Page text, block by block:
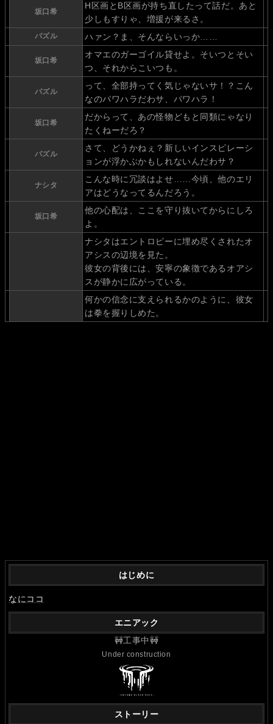
坂口希
H区画とB区画が持ち直したって話だ。あと
少しもすりゃ、増援が来るさ。
パズル ハァン？ま、そんならいっか……
坂口希
オマエのガーゴイル貸せよ。そいつとそい
つ、それからこいつも。
パズル
って、全部持ってく気じゃないサ！？こん
なのパワハラだわサ、パワハラ！
坂口希
だからって、あの怪物どもと同類にゃなり
たくねーだろ？
パズル
さて、どうかねぇ？新しいインスピレーシ
ョンが浮かぶかもしれないんだわサ？
ナシタ
こんな時に冗談はよせ……今頃、他のエリ
アはどうなってるんだろう。
坂口希
他の心配は、ここを守り抜いてからにしろ
よ。
ナシタはエントロピーに埋め尽くされたオ
アシスの辺境を見た。
彼女の背後には、安寧の象徴であるオアシ
スが静かに広がっている。
何かの信念に支えられるかのように、彼女
は拳を握りしめた。
はじめに
なにココ
エニアック
🚧工事中🚧
Under construction
ストーリー